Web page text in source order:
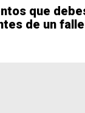
que
de un